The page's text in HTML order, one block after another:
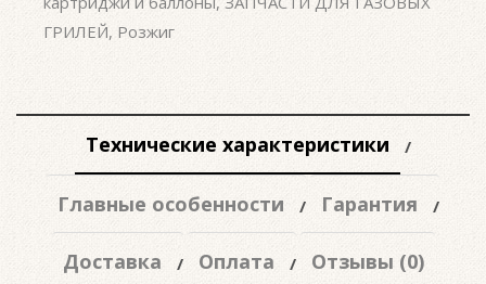
ГРИЛЕЙ, Розжиг
Технические характеристики
Главные особенности Гарантия
Доставка Оплата Отзывы (0)